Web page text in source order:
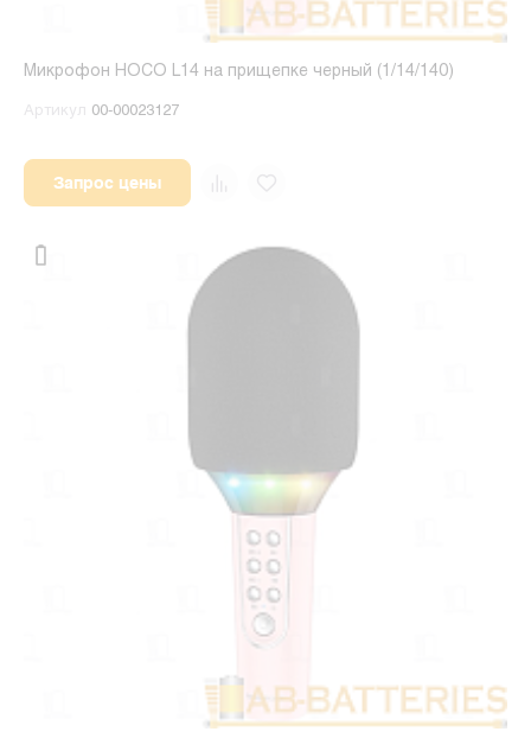
Микрофон HOCO L14 на прищепке черный (1/14/140)
Артикул 00-00023127
Запрос цены